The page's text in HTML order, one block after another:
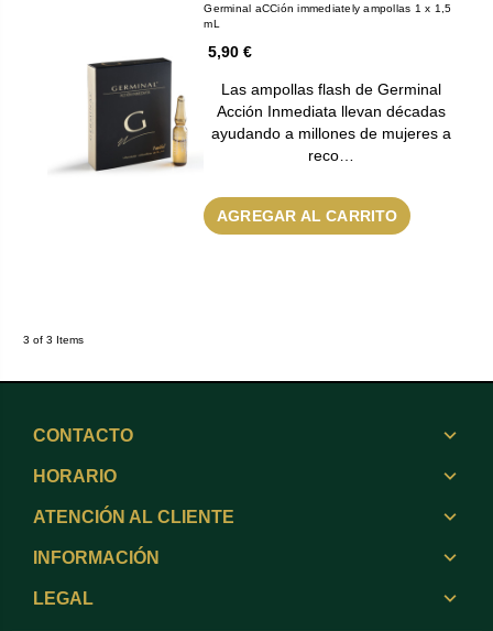
Germinal aCCión immediately ampollas 1 x 1,5
mL
5,90 €
Las ampollas flash de Germinal
Acción Inmediata llevan décadas
ayudando a millones de mujeres a
reco…
AGREGAR AL CARRITO
3 of 3 Items
CONTACTO
HORARIO
ATENCIÓN AL CLIENTE
INFORMACIÓN
LEGAL